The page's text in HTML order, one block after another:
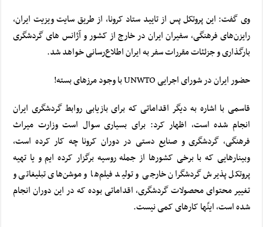
وی گفت: این پروتکل پس از تایید ستاد کرونا، از طریق سایت ویزیت ایران،
رایزن‌های فرهنگی، سفیران ایران در خارج از کشور و آژانس های گردشگری
بارگذاری و جزئئات مقررات سفر به ایران اطلاع‌رسانی خواهد شد.
حضور ایران در شورای اجرایی UNWTO با وجود مرزهای بسته!
قاسمی با اشاره به دیگر اقداماتی که برای بازیابی روابط گردشگری ایران
انجام شده است، اظهار کرد: برای بسیاری سوال است وزارت میراث
فرهنگی، گردشگری و صنایع دستی در دوران کرونا چه کار کرده است،
وبینارهایی که با برخی کشورها از جمله روسیه برگزار کرده ایم و یا تهیه
پروتکل پذیرش گردشگران خارجی و تولید فیلم‌ها و موشن‌های تبلیغاتی و
تغییر محتوای محصولات گردشگری، اقداماتی بوده که در این دوران انجام
شده است، اینًها کارهای کمی نیست.